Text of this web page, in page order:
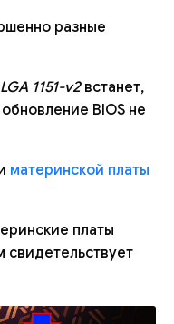
разные
LGA 1151-v2встанет,
BIOS не
материнской платы
платы
свидетельствует